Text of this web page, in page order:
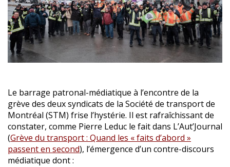
Le barrage patronal-médiatique à l’encontre de la
grève des deux syndicats de la Société de transport de
Montréal (STM) frise l’hystérie. Il est rafraîchissant de
constater, comme Pierre Leduc le fait dans L’Aut’Journal
(Grève du transport : Quand les « faits d’abord »
passent en second), l’émergence d’un contre-discours
médiatique dont :